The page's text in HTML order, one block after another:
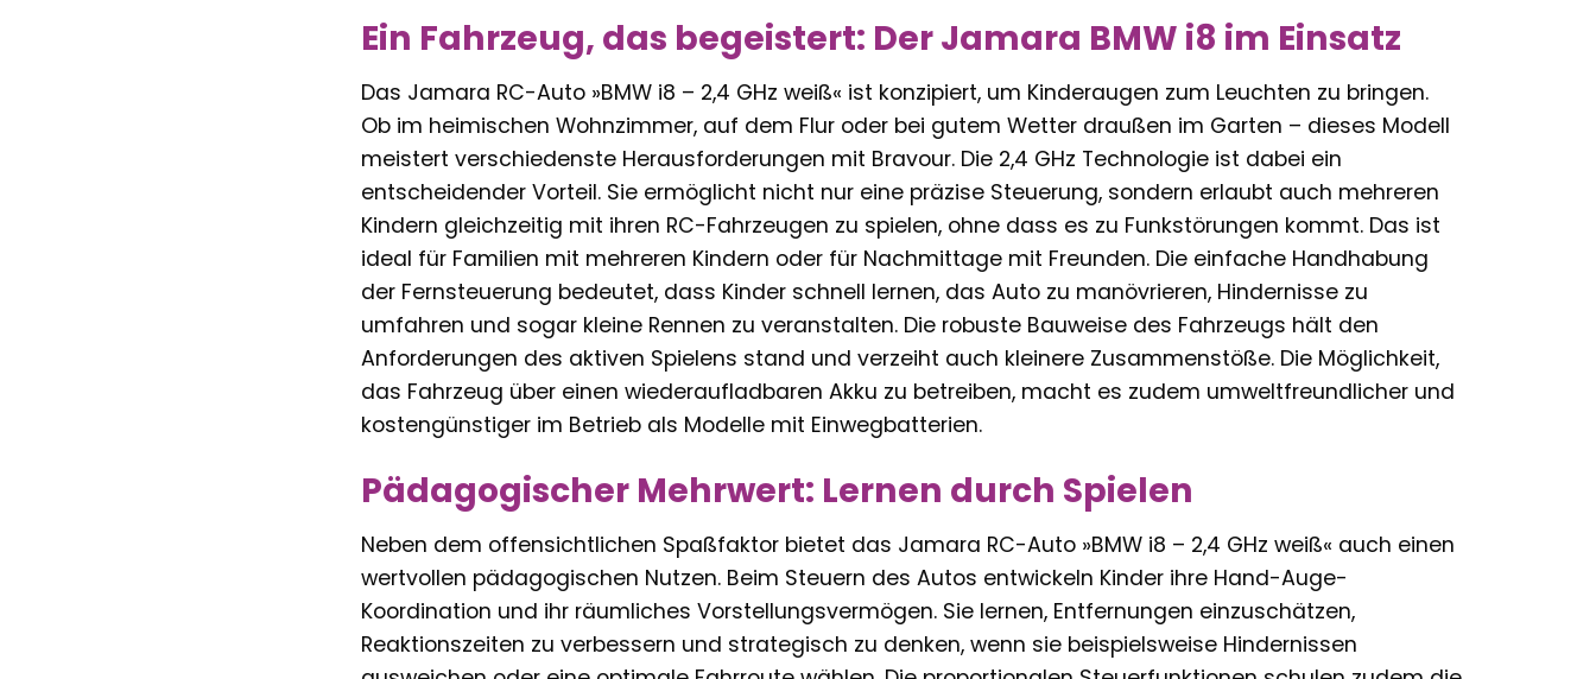
Ein Fahrzeug, das begeistert: Der Jamara BMW i8 im Einsatz
Das Jamara RC-Auto »BMW i8 – 2,4 GHz weiß« ist konzipiert, um Kinderaugen zum Leuchten zu bringen.
Ob im heimischen Wohnzimmer, auf dem Flur oder bei gutem Wetter draußen im Garten – dieses Modell
meistert verschiedenste Herausforderungen mit Bravour. Die 2,4 GHz Technologie ist dabei ein
entscheidender Vorteil. Sie ermöglicht nicht nur eine präzise Steuerung, sondern erlaubt auch mehreren
Kindern gleichzeitig mit ihren RC-Fahrzeugen zu spielen, ohne dass es zu Funkstörungen kommt. Das ist
ideal für Familien mit mehreren Kindern oder für Nachmittage mit Freunden. Die einfache Handhabung
der Fernsteuerung bedeutet, dass Kinder schnell lernen, das Auto zu manövrieren, Hindernisse zu
umfahren und sogar kleine Rennen zu veranstalten. Die robuste Bauweise des Fahrzeugs hält den
Anforderungen des aktiven Spielens stand und verzeiht auch kleinere Zusammenstöße. Die Möglichkeit,
das Fahrzeug über einen wiederaufladbaren Akku zu betreiben, macht es zudem umweltfreundlicher und
kostengünstiger im Betrieb als Modelle mit Einwegbatterien.
Pädagogischer Mehrwert: Lernen durch Spielen
Neben dem offensichtlichen Spaßfaktor bietet das Jamara RC-Auto »BMW i8 – 2,4 GHz weiß« auch einen
wertvollen pädagogischen Nutzen. Beim Steuern des Autos entwickeln Kinder ihre Hand-Auge-
Koordination und ihr räumliches Vorstellungsvermögen. Sie lernen, Entfernungen einzuschätzen,
Reaktionszeiten zu verbessern und strategisch zu denken, wenn sie beispielsweise Hindernissen